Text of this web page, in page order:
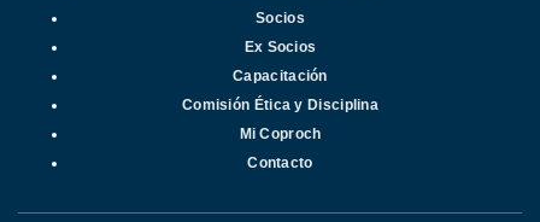
Socios
Ex Socios
Capacitación
Comisión Ética y Disciplina
Mi Coproch
Contacto